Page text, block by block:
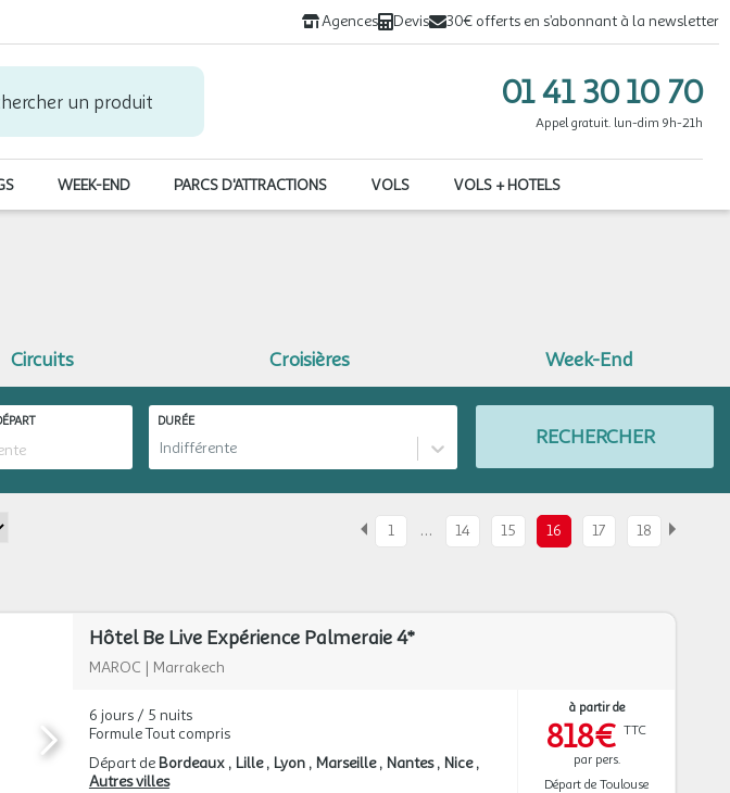
Agences Devis 30€ offerts en s’abonnant à la newsletter
un produit 01 41 30 10 70
Appel gratuit. lun-dim 9h-21h
WEEK-END PARCS D'ATTRACTIONS VOLS VOLS + HOTELS
Circuits Croisières Week-End
DURÉE
Indifférente RECHERCHER
1 … 14 15 16 17 18
Hôtel Be Live Expérience Palmeraie 4*
MAROC | Marrakech
6 jours / 5 nuits
Formule Tout compris
Départ de Bordeaux Lille Lyon Marseille Nantes Nice
Autres villes
à partir de
818€ TTC
par pers.
Départ de Toulouse